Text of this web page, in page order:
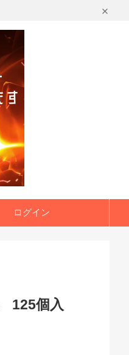
ログイン
125個入